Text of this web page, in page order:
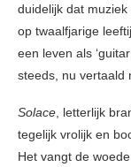
duidelijk dat
op twaalfjarige
een leven als
steeds, nu vertaald
Solace , letterlijk
tegelijk vrolijk en
Het vangt de